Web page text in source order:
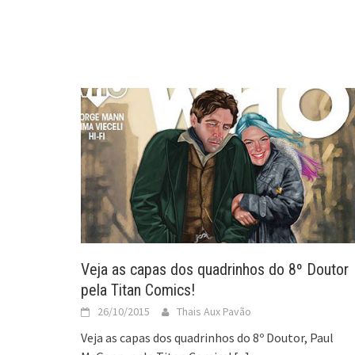
Veja as capas dos quadrinhos do 8º Doutor
pela Titan Comics!
26/10/2015 Thais Aux Pavão
Veja as capas dos quadrinhos do 8º Doutor, Paul